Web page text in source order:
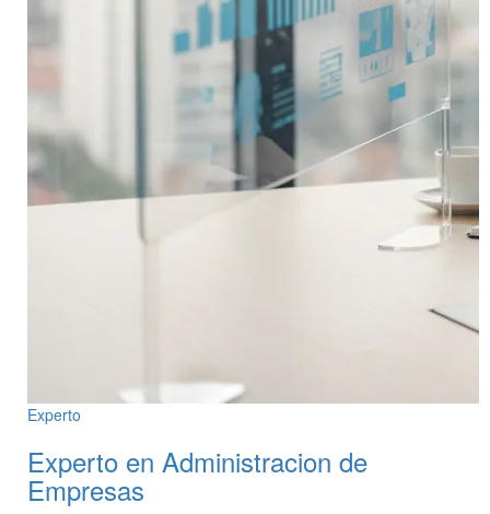
Experto
Experto en Administracion de
Empresas